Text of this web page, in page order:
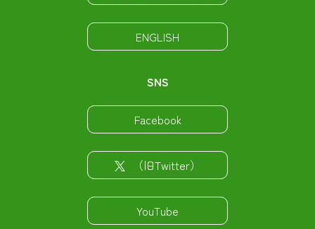
ENGLISH
SNS
Facebook
（旧Twitter）
YouTube